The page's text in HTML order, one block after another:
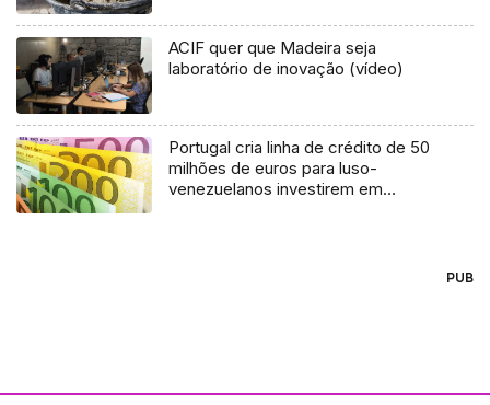
ACIF quer que Madeira seja
laboratório de inovação (vídeo)
Portugal cria linha de crédito de 50
milhões de euros para luso-
venezuelanos investirem em
PUB